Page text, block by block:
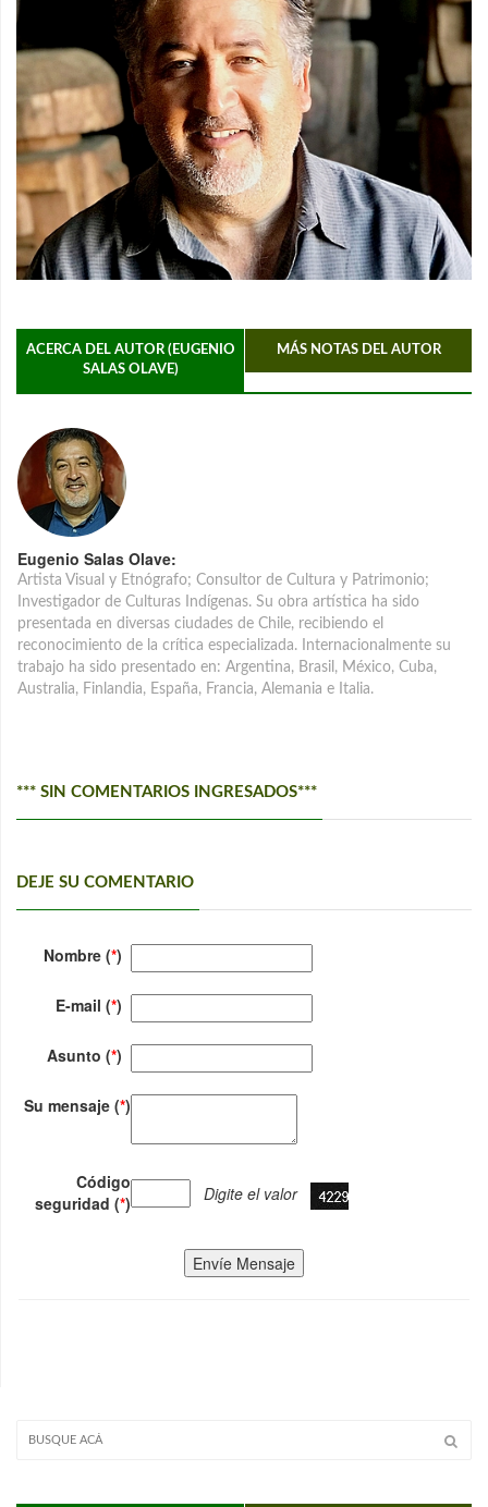
ACERCA DEL AUTOR (EUGENIO
SALAS OLAVE)
MÁS NOTAS DEL AUTOR
Eugenio Salas Olave:
Artista Visual y Etnógrafo; Consultor de Cultura y Patrimonio;
Investigador de Culturas Indígenas. Su obra artística ha sido
presentada en diversas ciudades de Chile, recibiendo el
reconocimiento de la crítica especializada. Internacionalmente su
trabajo ha sido presentado en: Argentina, Brasil, México, Cuba,
Australia, Finlandia, España, Francia, Alemania e Italia.
*** SIN COMENTARIOS INGRESADOS***
DEJE SU COMENTARIO
Nombre (*)
E-mail (*)
Asunto (*)
Su mensaje (*)
Código
seguridad (*) Digite el valor
Envíe Mensaje